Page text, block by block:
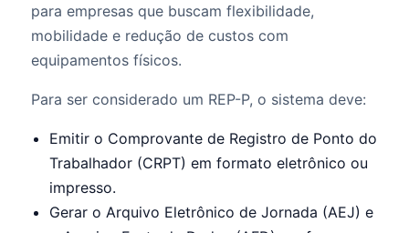
para empresas que buscam flexibilidade,
mobilidade e redução de custos com
equipamentos físicos.
Para ser considerado um REP-P, o sistema deve:
Emitir o Comprovante de Registro de Ponto do
Trabalhador (CRPT) em formato eletrônico ou
impresso.
Gerar o Arquivo Eletrônico de Jornada (AEJ) e